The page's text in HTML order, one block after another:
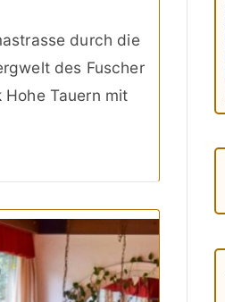
durch die
des Fuscher
Tauern mit